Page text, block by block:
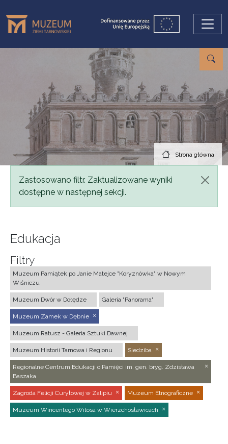
Strona główna
Komunikat
Zastosowano filtr. Zaktualizowane wyniki
dostępne w następnej sekcji.
Edukacja
Filtry
Muzeum Pamiątek po Janie Matejce "Koryznówka" w Nowym
Wiśniczu
Muzeum Dwór w Dołędze Galeria "Panorama"
Muzeum Zamek w Dębnie
Muzeum Ratusz - Galeria Sztuki Dawnej
Muzeum Historii Tarnowa i Regionu Siedziba
Regionalne Centrum Edukacji o Pamięci im. gen. bryg. Zdzisława
Baszaka
Zagroda Felicji Curyłowej w Zalipiu Muzeum Etnograficzne
Muzeum Wincentego Witosa w Wierzchosławicach